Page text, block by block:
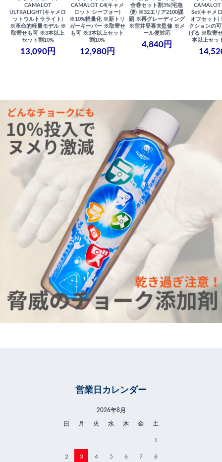
CAMALOT
ULTRALIGHT(キャメロ
ットウルトラライト)
※革命的軽量モデル ※
取寄せも可 ※3本以上
セット割10%
13,090円
CAMALOT C4(キャメ
ロット シーフォー)
※10%軽量化 ※新トリ
ガーキーパー ※取寄せ
も可 ※3本以上セット
割10%
12,980円
全巻セット割5%(宅急
便) ※32エリア2100課
題 ※再グレーディング
※室井登喜夫監修 ※メ
ール便対応
4,840円
Set(キャメ
オフセット)
クションの
げる ※取寄
本以上セッ
営業日カレンダー
2026年8月
日 月 火 水 木 金 土
1
2 3 4 5 6 7 8